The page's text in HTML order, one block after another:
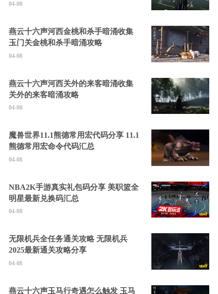
04-08
燕云十六声河西金桃和杀手暗涌收集
玉门关金桃和杀手暗涌攻略
04-08
燕云十六声河西关外的来客暗涌收集
关外的来客暗涌攻略
04-08
魔兽世界11.1熊德常用宏代码分享 11.1
熊德常用宏命令代码汇总
04-08
NBA2K手游真实礼包码分享 美职篮全
明星最新兑换码汇总
04-08
无限机兵全任务通关攻略 无限机兵
2025最新通关攻略分享
04-08
燕云十六声玉马行奇遇怎么触发 玉马